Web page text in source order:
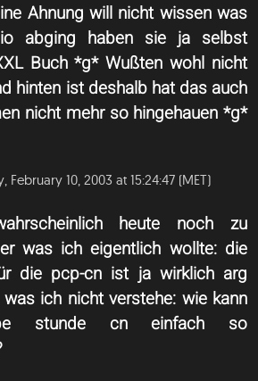
Ahnung will nicht wissen was
abging haben sie ja selbst
Buch *g* Wußten wohl nicht
hinten ist deshalb hat das auch
nicht mehr so hingehauen *g*
10, 2003 at 15:24:47 (MET)
heute noch zu
was ich eigentlich wollte: die
die pcp-cn ist ja wirklich arg
ich nicht verstehe: wie kann
stunde cn einfach so